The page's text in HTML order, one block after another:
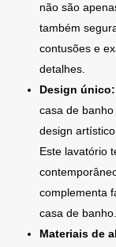
não são
também
contusões e
detalhes.
Design único:
casa de
design
Este lavatório
complementa
casa de banho.
Materiais de